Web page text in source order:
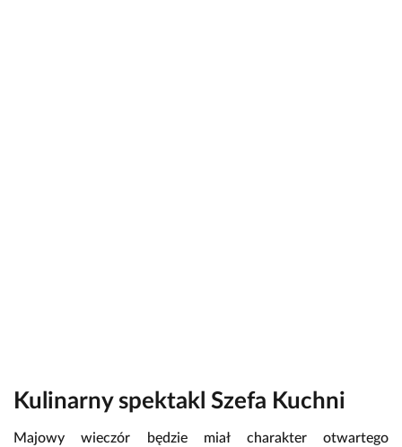
Kulinarny spektakl Szefa Kuchni
Majowy wieczór będzie miał charakter otwartego